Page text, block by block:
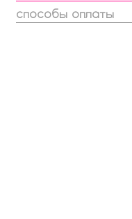
способы оплаты